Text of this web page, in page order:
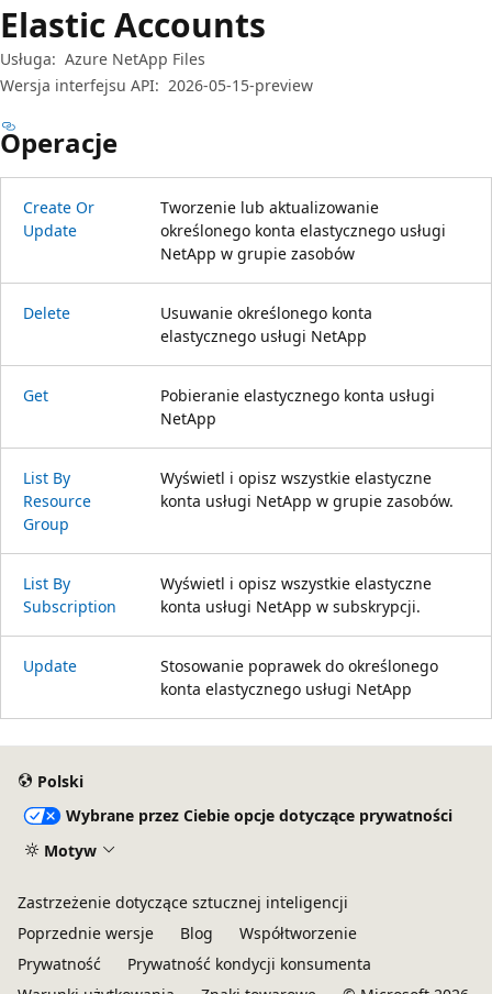
Elastic Accounts
Usługa: Azure NetApp Files
Wersja interfejsu API: 2026-05-15-preview
Operacje
Create Or
Update
Tworzenie lub aktualizowanie
określonego konta elastycznego usługi
NetApp w grupie zasobów
Delete
Usuwanie określonego konta
elastycznego usługi NetApp
Get
Pobieranie elastycznego konta usługi
NetApp
List By
Resource
Group
Wyświetl i opisz wszystkie elastyczne
konta usługi NetApp w grupie zasobów.
List By
Subscription
Wyświetl i opisz wszystkie elastyczne
konta usługi NetApp w subskrypcji.
Update
Stosowanie poprawek do określonego
konta elastycznego usługi NetApp
wyłączony
Polski
Wybrane przez Ciebie opcje dotyczące prywatności
Motyw
Zastrzeżenie dotyczące sztucznej inteligencji
Poprzednie wersje
Blog
Współtworzenie
Prywatność
Prywatność kondycji konsumenta